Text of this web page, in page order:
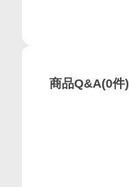
商品Q&A(0件)